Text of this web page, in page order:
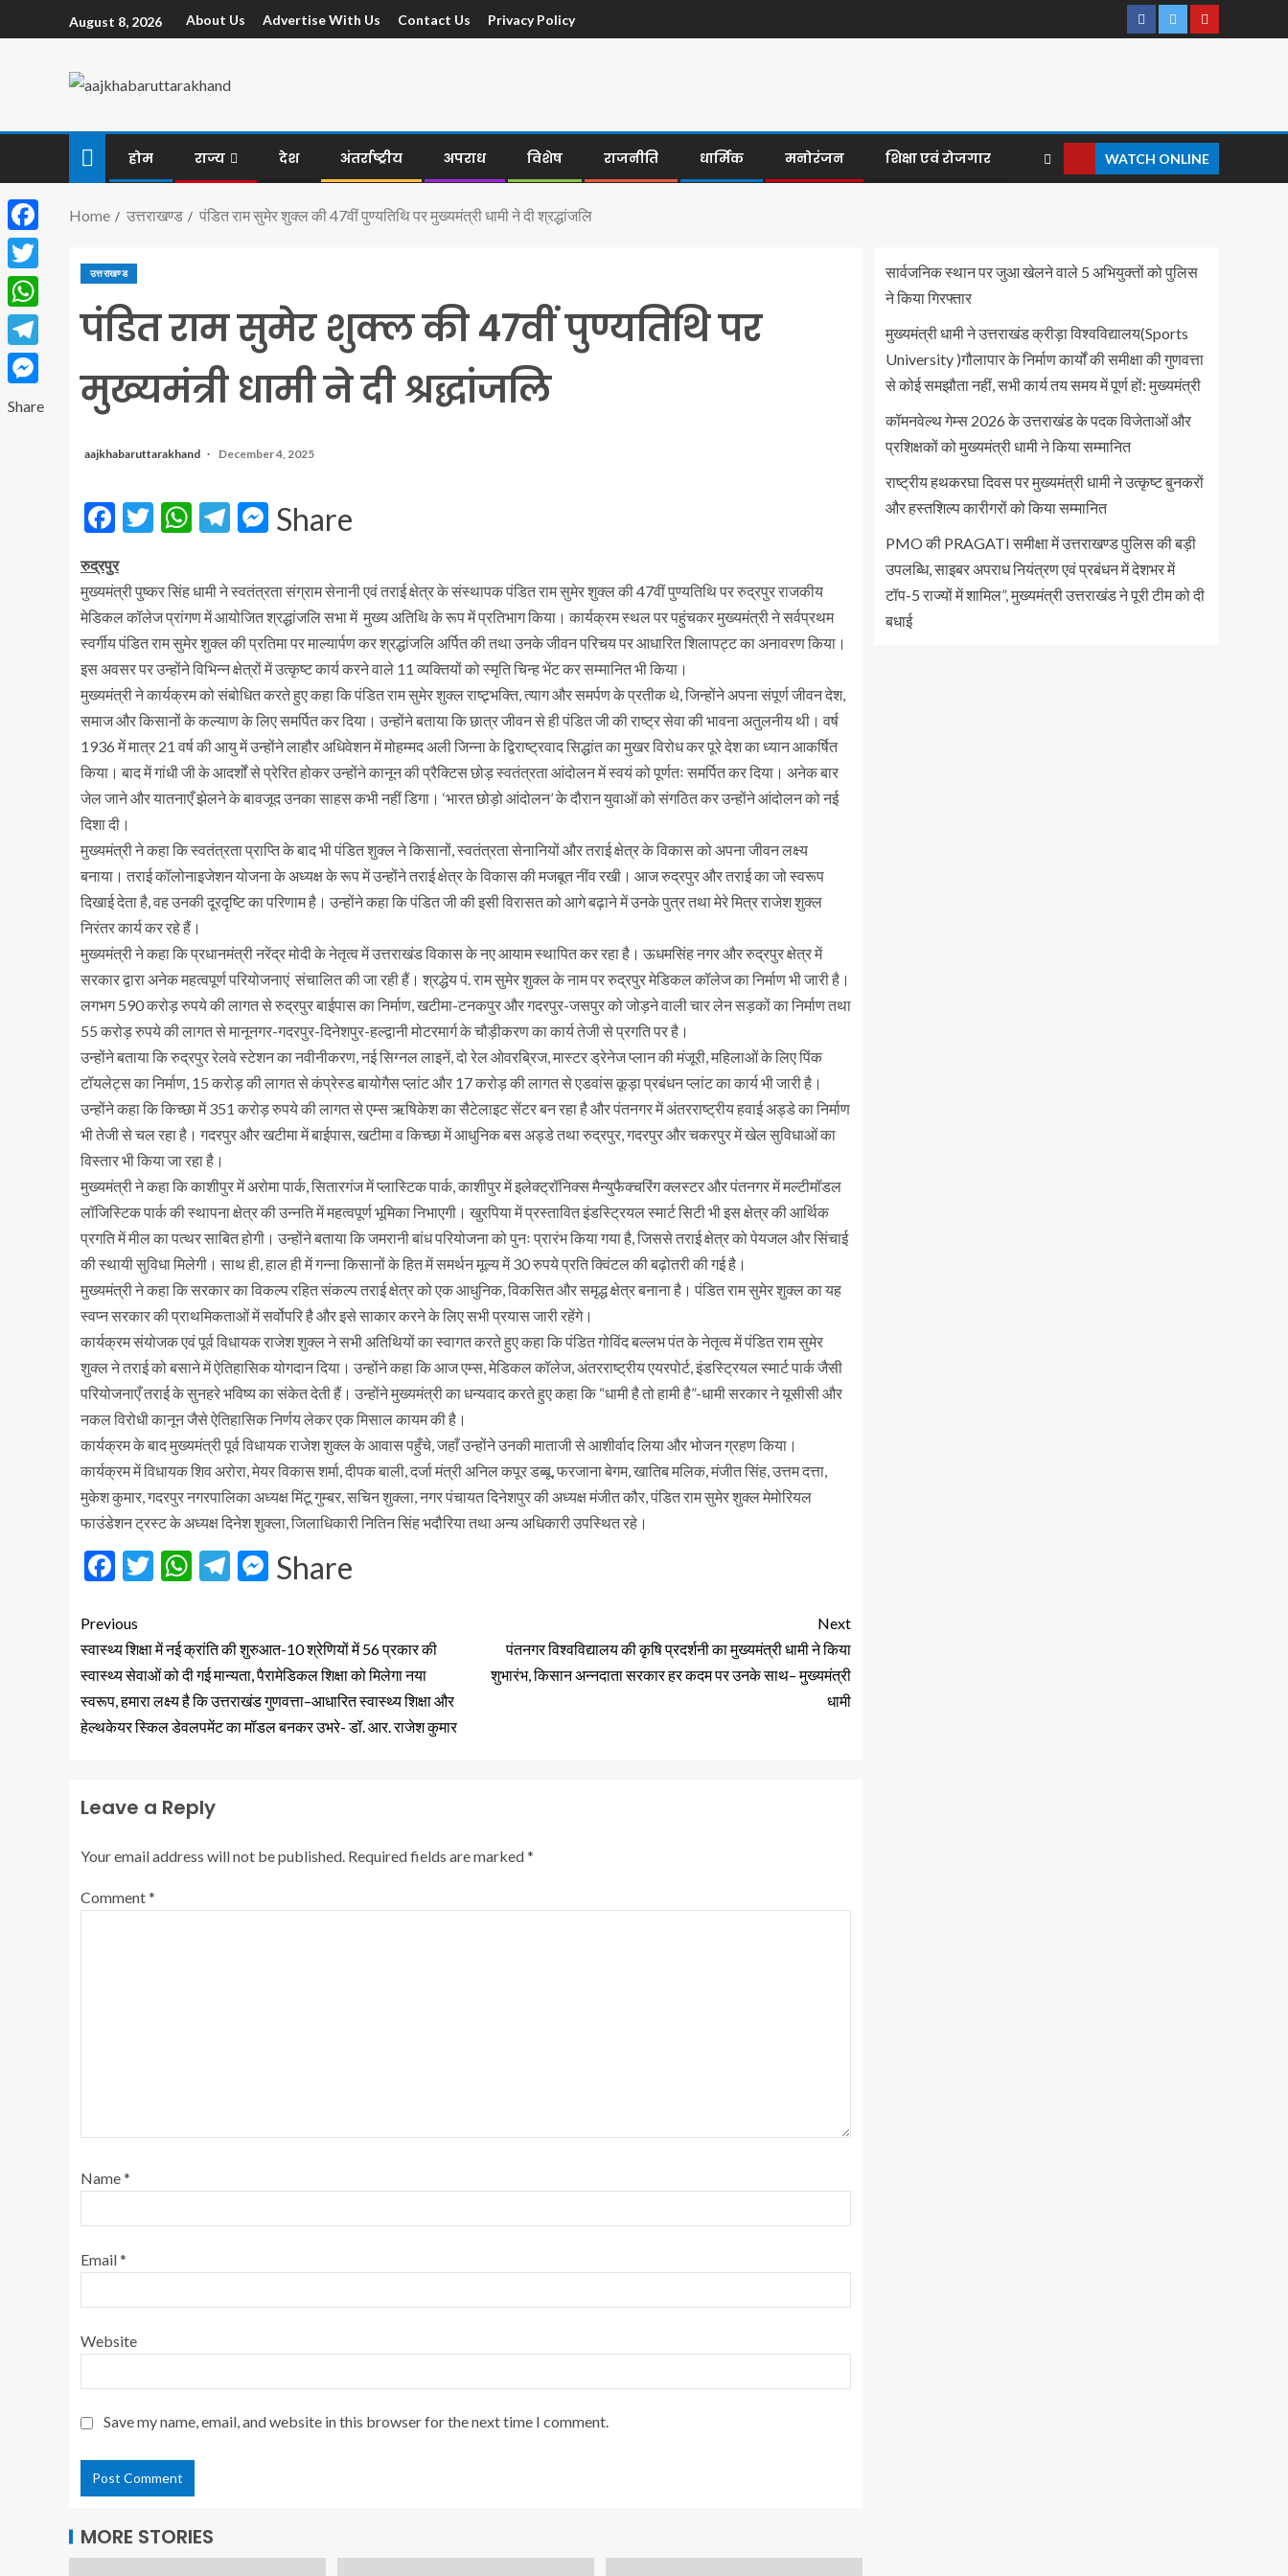
August 8, 2026 About Us Advertise With Us Contact Us Privacy Policy
होम राज्य देश अंतर्राष्ट्रीय अपराध विशेष राजनीति धार्मिक मनोरंजन शिक्षा एवं रोजगार WATCH ONLINE
Home उत्तराखण्ड पंडित राम सुमेर शुक्ल की 47वीं पुण्यतिथि पर मुख्यमंत्री धामी ने दी श्रद्धांजलि
उत्तराखण्ड
पंडित राम सुमेर शुक्ल की 47वीं पुण्यतिथि पर
मुख्यमंत्री धामी ने दी श्रद्धांजलि
aajkhabaruttarakhand December 4, 2025
Facebook
Twitter
WhatsApp
Telegram
Messenger
Share
रुद्रपुर
मुख्यमंत्री पुष्कर सिंह धामी ने स्वतंत्रता संग्राम सेनानी एवं तराई क्षेत्र के संस्थापक पंडित राम सुमेर शुक्ल की 47वीं पुण्यतिथि पर रुद्रपुर राजकीय
मेडिकल कॉलेज प्रांगण में आयोजित श्रद्धांजलि सभा में मुख्य अतिथि के रूप में प्रतिभाग किया। कार्यक्रम स्थल पर पहुंचकर मुख्यमंत्री ने सर्वप्रथम
स्वर्गीय पंडित राम सुमेर शुक्ल की प्रतिमा पर माल्यार्पण कर श्रद्धांजलि अर्पित की तथा उनके जीवन परिचय पर आधारित शिलापट्ट का अनावरण किया।
इस अवसर पर उन्होंने विभिन्न क्षेत्रों में उत्कृष्ट कार्य करने वाले 11 व्यक्तियों को स्मृति चिन्ह भेंट कर सम्मानित भी किया।
मुख्यमंत्री ने कार्यक्रम को संबोधित करते हुए कहा कि पंडित राम सुमेर शुक्ल राष्ट्र्भक्ति, त्याग और समर्पण के प्रतीक थे, जिन्होंने अपना संपूर्ण जीवन देश,
समाज और किसानों के कल्याण के लिए समर्पित कर दिया। उन्होंने बताया कि छात्र जीवन से ही पंडित जी की राष्ट्र सेवा की भावना अतुलनीय थी। वर्ष
1936 में मात्र 21 वर्ष की आयु में उन्होंने लाहौर अधिवेशन में मोहम्मद अली जिन्ना के द्विराष्ट्रवाद सिद्धांत का मुखर विरोध कर पूरे देश का ध्यान आकर्षित
किया। बाद में गांधी जी के आदर्शों से प्रेरित होकर उन्होंने कानून की प्रैक्टिस छोड़ स्वतंत्रता आंदोलन में स्वयं को पूर्णतः समर्पित कर दिया। अनेक बार
जेल जाने और यातनाएँ झेलने के बावजूद उनका साहस कभी नहीं डिगा। ‘भारत छोड़ो आंदोलन’ के दौरान युवाओं को संगठित कर उन्होंने आंदोलन को नई
दिशा दी।
मुख्यमंत्री ने कहा कि स्वतंत्रता प्राप्ति के बाद भी पंडित शुक्ल ने किसानों, स्वतंत्रता सेनानियों और तराई क्षेत्र के विकास को अपना जीवन लक्ष्य
बनाया। तराई कॉलोनाइजेशन योजना के अध्यक्ष के रूप में उन्होंने तराई क्षेत्र के विकास की मजबूत नींव रखी। आज रुद्रपुर और तराई का जो स्वरूप
दिखाई देता है, वह उनकी दूरदृष्टि का परिणाम है। उन्होंने कहा कि पंडित जी की इसी विरासत को आगे बढ़ाने में उनके पुत्र तथा मेरे मित्र राजेश शुक्ल
निरंतर कार्य कर रहे हैं।
मुख्यमंत्री ने कहा कि प्रधानमंत्री नरेंद्र मोदी के नेतृत्व में उत्तराखंड विकास के नए आयाम स्थापित कर रहा है। ऊधमसिंह नगर और रुद्रपुर क्षेत्र में
सरकार द्वारा अनेक महत्वपूर्ण परियोजनाएं संचालित की जा रही हैं। श्रद्धेय पं. राम सुमेर शुक्ल के नाम पर रुद्रपुर मेडिकल कॉलेज का निर्माण भी जारी है।
लगभग 590 करोड़ रुपये की लागत से रुद्रपुर बाईपास का निर्माण, खटीमा-टनकपुर और गदरपुर-जसपुर को जोड़ने वाली चार लेन सड़कों का निर्माण तथा
55 करोड़ रुपये की लागत से मानूनगर-गदरपुर-दिनेशपुर-हल्द्वानी मोटरमार्ग के चौड़ीकरण का कार्य तेजी से प्रगति पर है।
उन्होंने बताया कि रुद्रपुर रेलवे स्टेशन का नवीनीकरण, नई सिग्नल लाइनें, दो रेल ओवरब्रिज, मास्टर ड्रेनेज प्लान की मंजूरी, महिलाओं के लिए पिंक
टॉयलेट्स का निर्माण, 15 करोड़ की लागत से कंप्रेस्ड बायोगैस प्लांट और 17 करोड़ की लागत से एडवांस कूड़ा प्रबंधन प्लांट का कार्य भी जारी है।
उन्होंने कहा कि किच्छा में 351 करोड़ रुपये की लागत से एम्स ऋषिकेश का सैटेलाइट सेंटर बन रहा है और पंतनगर में अंतरराष्ट्रीय हवाई अड्डे का निर्माण
भी तेजी से चल रहा है। गदरपुर और खटीमा में बाईपास, खटीमा व किच्छा में आधुनिक बस अड्डे तथा रुद्रपुर, गदरपुर और चकरपुर में खेल सुविधाओं का
विस्तार भी किया जा रहा है।
मुख्यमंत्री ने कहा कि काशीपुर में अरोमा पार्क, सितारगंज में प्लास्टिक पार्क, काशीपुर में इलेक्ट्रॉनिक्स मैन्युफैक्चरिंग क्लस्टर और पंतनगर में मल्टीमॉडल
लॉजिस्टिक पार्क की स्थापना क्षेत्र की उन्नति में महत्वपूर्ण भूमिका निभाएगी। खुरपिया में प्रस्तावित इंडस्ट्रियल स्मार्ट सिटी भी इस क्षेत्र की आर्थिक
प्रगति में मील का पत्थर साबित होगी। उन्होंने बताया कि जमरानी बांध परियोजना को पुनः प्रारंभ किया गया है, जिससे तराई क्षेत्र को पेयजल और सिंचाई
की स्थायी सुविधा मिलेगी। साथ ही, हाल ही में गन्ना किसानों के हित में समर्थन मूल्य में 30 रुपये प्रति क्विंटल की बढ़ोतरी की गई है।
मुख्यमंत्री ने कहा कि सरकार का विकल्प रहित संकल्प तराई क्षेत्र को एक आधुनिक, विकसित और समृद्ध क्षेत्र बनाना है। पंडित राम सुमेर शुक्ल का यह
स्वप्न सरकार की प्राथमिकताओं में सर्वोपरि है और इसे साकार करने के लिए सभी प्रयास जारी रहेंगे।
कार्यक्रम संयोजक एवं पूर्व विधायक राजेश शुक्ल ने सभी अतिथियों का स्वागत करते हुए कहा कि पंडित गोविंद बल्लभ पंत के नेतृत्व में पंडित राम सुमेर
शुक्ल ने तराई को बसाने में ऐतिहासिक योगदान दिया। उन्होंने कहा कि आज एम्स, मेडिकल कॉलेज, अंतरराष्ट्रीय एयरपोर्ट, इंडस्ट्रियल स्मार्ट पार्क जैसी
परियोजनाएँ तराई के सुनहरे भविष्य का संकेत देती हैं। उन्होंने मुख्यमंत्री का धन्यवाद करते हुए कहा कि “धामी है तो हामी है”-धामी सरकार ने यूसीसी और
नकल विरोधी कानून जैसे ऐतिहासिक निर्णय लेकर एक मिसाल कायम की है।
कार्यक्रम के बाद मुख्यमंत्री पूर्व विधायक राजेश शुक्ल के आवास पहुँचे, जहाँ उन्होंने उनकी माताजी से आशीर्वाद लिया और भोजन ग्रहण किया।
कार्यक्रम में विधायक शिव अरोरा, मेयर विकास शर्मा, दीपक बाली, दर्जा मंत्री अनिल कपूर डब्बू, फरजाना बेगम, खातिब मलिक, मंजीत सिंह, उत्तम दत्ता,
मुकेश कुमार, गदरपुर नगरपालिका अध्यक्ष मिंटू गुम्बर, सचिन शुक्ला, नगर पंचायत दिनेशपुर की अध्यक्ष मंजीत कौर, पंडित राम सुमेर शुक्ल मेमोरियल
फाउंडेशन ट्रस्ट के अध्यक्ष दिनेश शुक्ला, जिलाधिकारी नितिन सिंह भदौरिया तथा अन्य अधिकारी उपस्थित रहे।
Facebook
Twitter
WhatsApp
Telegram
Messenger
Share
Previous
स्वास्थ्य शिक्षा में नई क्रांति की शुरुआत-10 श्रेणियों में 56 प्रकार की
स्वास्थ्य सेवाओं को दी गई मान्यता, पैरामेडिकल शिक्षा को मिलेगा नया
स्वरूप, हमारा लक्ष्य है कि उत्तराखंड गुणवत्ता–आधारित स्वास्थ्य शिक्षा और
हेल्थकेयर स्किल डेवलपमेंट का मॉडल बनकर उभरे- डॉ. आर. राजेश कुमार
Next
पंतनगर विश्वविद्यालय की कृषि प्रदर्शनी का मुख्यमंत्री धामी ने किया
शुभारंभ, किसान अन्नदाता सरकार हर कदम पर उनके साथ– मुख्यमंत्री
धामी
Leave a Reply
Your email address will not be published. Required fields are marked*
Comment*
Name*
Email*
Website
Save my name, email, and website in this browser for the next time I comment.
MORE STORIES
सार्वजनिक स्थान पर जुआ खेलने वाले 5 अभियुक्तों को पुलिस
ने किया गिरफ्तार
मुख्यमंत्री धामी ने उत्तराखंड क्रीड़ा विश्वविद्यालय(Sports
University )गौलापार के निर्माण कार्यों की समीक्षा की गुणवत्ता
से कोई समझौता नहीं, सभी कार्य तय समय में पूर्ण हों: मुख्यमंत्री
कॉमनवेल्थ गेम्स 2026 के उत्तराखंड के पदक विजेताओं और
प्रशिक्षकों को मुख्यमंत्री धामी ने किया सम्मानित
राष्ट्रीय हथकरघा दिवस पर मुख्यमंत्री धामी ने उत्कृष्ट बुनकरों
और हस्तशिल्प कारीगरों को किया सम्मानित
PMO की PRAGATI समीक्षा में उत्तराखण्ड पुलिस की बड़ी
उपलब्धि, साइबर अपराध नियंत्रण एवं प्रबंधन में देशभर में
टॉप-5 राज्यों में शामिल”, मुख्यमंत्री उत्तराखंड ने पूरी टीम को दी
बधाई
Facebook
Twitter
WhatsApp
Telegram
Messenger
Share